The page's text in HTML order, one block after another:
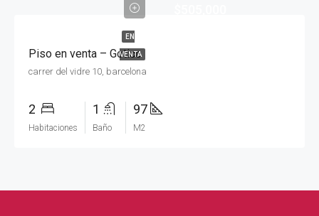
EN
VENTA
Piso en venta – Gotico
carrer del vidre 10, barcelona
2
Habitaciones
1
Baño
97
M2